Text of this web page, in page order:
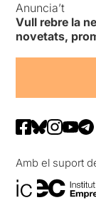
Anuncia’t
Vull rebre la
novetats,
Amb el suport